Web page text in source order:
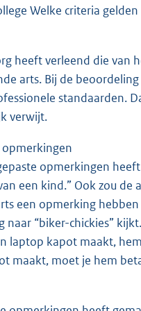
Welke criteria
heeft verleend die
arts. Bij de
standaarden.
verwijt.
opmerkingen
een kind.” Ook zou
een opmerking
naar “biker-chickies”
laptop kapot maakt,
maakt, moet je hem